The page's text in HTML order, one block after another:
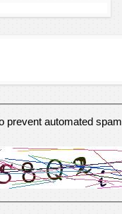
prevent automated spam